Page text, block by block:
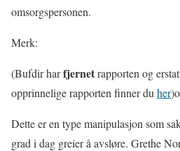
omsorgspersonen.
Merk:
(Bufdir harfjernetrapporten og
opprinnelige rapporten finner du her
Dette er en type manipulasjon som
grad i dag greier å avsløre. Grethe